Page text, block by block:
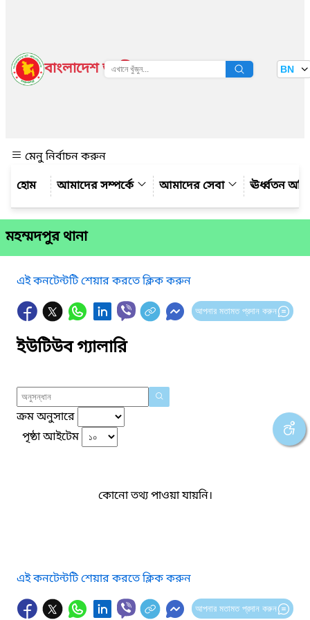
বাংলাদেশ জাতীয় তথ্য বাতায়ন BN
মেনু নির্বাচন করুন
আমাদের সম্পর্কে
আমাদের সেবা ঊর্ধ্বতন
মহম্মদপুর থানা
এই কনটেন্টটি শেয়ার করতে ক্লিক করুন
আপনার মতামত প্রদান করুন
ইউটিউব গ্যালারি
ক্রম অনুসারে
পৃষ্ঠা আইটেম
কোনো তথ্য পাওয়া যায়নি।
এই কনটেন্টটি শেয়ার করতে ক্লিক করুন
আপনার মতামত প্রদান করুন